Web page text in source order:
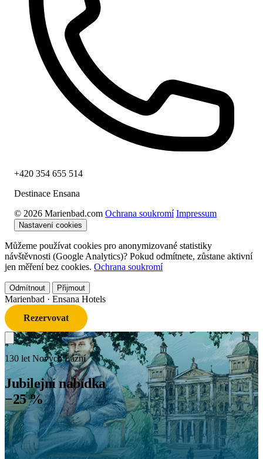
+420 354 655 514
Destinace Ensana
© 2026 Marienbad.com Ochrana soukromí Impressum
Nastavení cookies
Můžeme používat cookies pro anonymizované statistiky
návštěvnosti (Google Analytics)? Pokud odmítnete, zůstane aktivní
jen měření bez cookies. Ochrana soukromí
Odmítnout Přijmout
Marienbad · Ensana Hotels
Rezervovat
130 let Nových Lázní
Jubilejní nabídka
−25 %